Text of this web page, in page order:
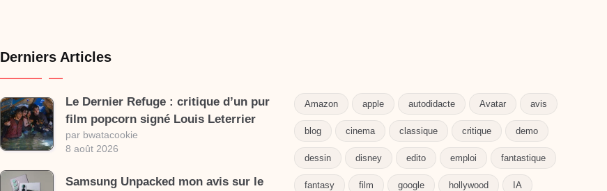
Derniers Articles
Le Dernier Refuge : critique d’un pur
film popcorn signé Louis Leterrier
par bwatacookie
8 août 2026
Samsung Unpacked mon avis sur le
Amazon apple autodidacte Avatar avis
blog cinema classique critique demo
dessin disney edito emploi fantastique
fantasy film google hollywood IA